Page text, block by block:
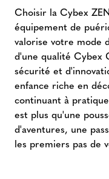
Choisir la Cybex
équipement de
valorise votre mode
d'une qualité Cybex
sécurité et
enfance riche en
continuant à
est plus qu'une
d'aventures, une
les premiers pas de